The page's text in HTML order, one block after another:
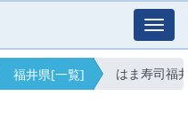
福井県[一覧] はま寿司福